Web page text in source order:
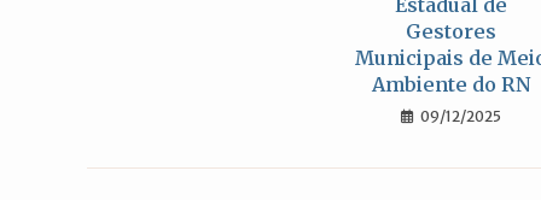
Estadual de
Gestores
Municipais de
Ambiente do RN
09/12/2025